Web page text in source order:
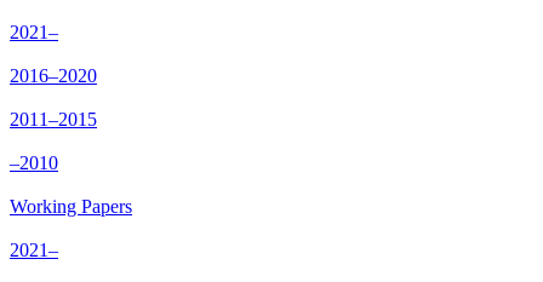
2021–
2016–2020
2011–2015
–2010
Working Papers
2021–